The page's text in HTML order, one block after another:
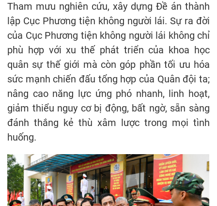
Tham mưu nghiên cứu, xây dựng Đề án thành
lập Cục Phương tiện không người lái. Sự ra đời
của Cục Phương tiện không người lái không chỉ
phù hợp với xu thế phát triển của khoa học
quân sự thế giới mà còn góp phần tối ưu hóa
sức mạnh chiến đấu tổng hợp của Quân đội ta;
nâng cao năng lực ứng phó nhanh, linh hoạt,
giảm thiểu nguy cơ bị động, bất ngờ, sẵn sàng
đánh thắng kẻ thù xâm lược trong mọi tình
huống.